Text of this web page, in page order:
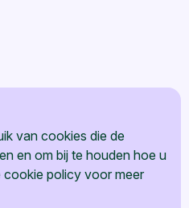
van cookies die de
en om bij te houden hoe u
cookie policy voor meer